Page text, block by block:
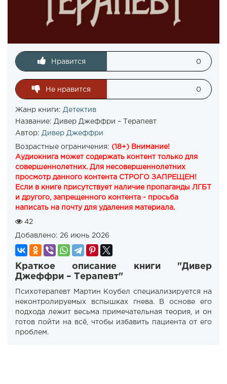
Нравится 0
Не нравится 0
Жанр книги: Детектив
Название: Дивер Джеффри – Терапевт
Автор: Дивер Джеффри
Возрастные ограничения: (18+) Внимание!
Аудиокнига может содержать контент только для
совершеннолетних. Для несовершеннолетних
просмотр данного контента СТРОГО ЗАПРЕЩЕН!
Если в книге присутствует наличие пропаганды ЛГБТ
и другого, запрещенного контента - просьба
написать на почту для удаления материала.
42
Добавлено: 26 июнь 2026
Краткое описание книги "Дивер
Джеффри – Терапевт"
Психотерапевт Мартин Коубел специализируется на
неконтролируемых вспышках гнева. В основе его
подхода лежит весьма примечательная теория, и он
готов пойти на всё, чтобы избавить пациента от его
проблем.